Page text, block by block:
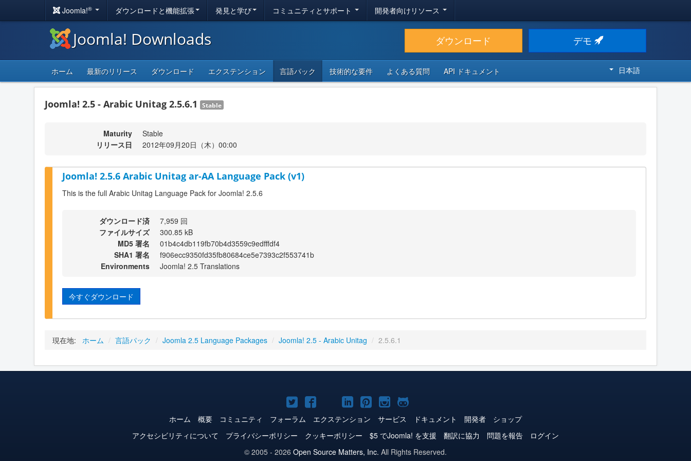
Joomla!® ダウンロードと機能拡張 発見と学び コミュニティとサポート 開発者向けリソース
Joomla! Downloads ダウンロード デモ
ホーム 最新のリリース ダウンロード エクステンション 言語パック 技術的な要件 よくある質問 API ドキュメント 日本語
Joomla! 2.5 - Arabic Unitag 2.5.6.1 Stable
Maturity
Stable
リリース日
2012年09月20日（木）00:00
Joomla! 2.5.6 Arabic Unitag ar-AA Language Pack (v1)
This is the full Arabic Unitag Language Pack for Joomla! 2.5.6
ダウンロード済
7,959 回
ファイルサイズ
300.85 kB
MD5 署名
01b4c4db119fb70b4d3559c9edfffdf4
SHA1 署名
f906ecc9350fd35fb80684ce5e7393c2f553741b
Environments
Joomla! 2.5 Translations
今すぐダウンロード
現在地: ホーム / 言語パック / Joomla 2.5 Language Packages / Joomla! 2.5 - Arabic Unitag / 2.5.6.1
Joomla!
Twitter
Joomla!
Facebook
Joomla!
YouTube
Joomla!
LinkedIn
Joomla!
Pinterest
Joomla!
Instagram
Joomla!
GitHub
ホーム 概要 コミュニティ フォーラム エクステンション サービス ドキュメント 開発者
ショップ
アクセシビリティについて
プライバシーポリシー クッキーポリシー $5 でJoomla! を支援 翻訳に協力 問題を報告
ログイン
© 2005 - 2026 Open Source Matters, Inc. All Rights Reserved.